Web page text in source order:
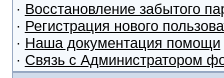
· Восстановление забытого
· Регистрация нового
· Наша документация помощи
· Связь с Администратором